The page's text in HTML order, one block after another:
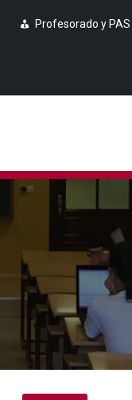
Profesorado y PAS